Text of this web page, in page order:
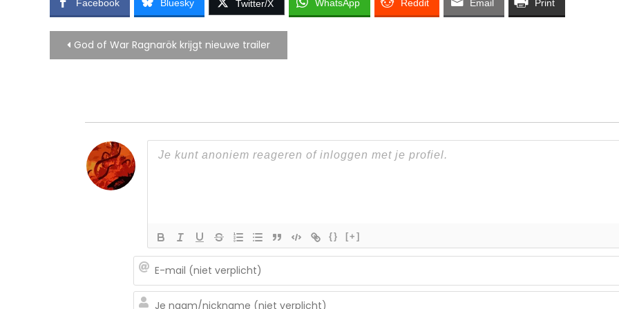
Facebook Bluesky Twitter/X WhatsApp Reddit Email Print
Bericht
God of War Ragnarök krijgt nieuwe trailer
{} [+]